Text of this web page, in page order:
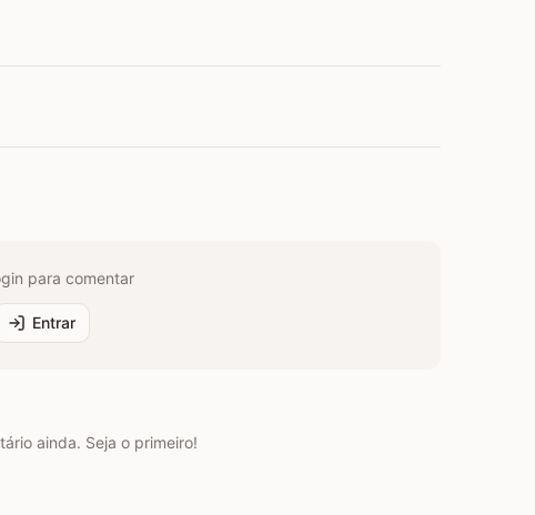
para comentar
Entrar
ainda. Seja o primeiro!